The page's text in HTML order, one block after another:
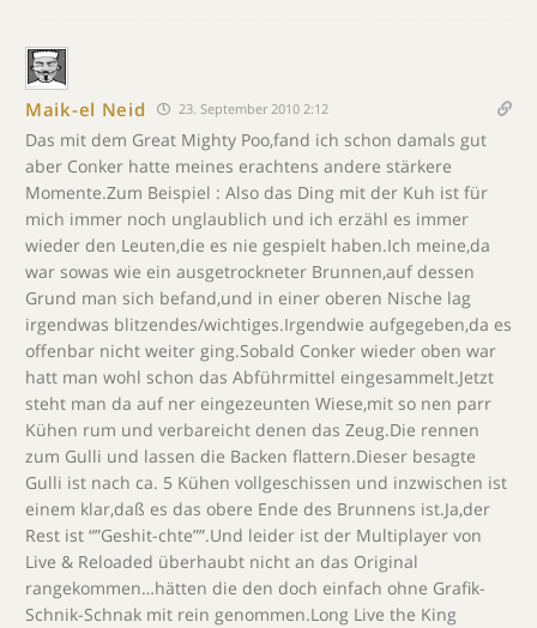
Maik-el Neid 23. September 2010 2:12
Das mit dem Great Mighty Poo,fand ich schon damals gut
aber Conker hatte meines erachtens andere stärkere
Momente.Zum Beispiel : Also das Ding mit der Kuh ist für
mich immer noch unglaublich und ich erzähl es immer
wieder den Leuten,die es nie gespielt haben.Ich meine,da
war sowas wie ein ausgetrockneter Brunnen,auf dessen
Grund man sich befand,und in einer oberen Nische lag
irgendwas blitzendes/wichtiges.Irgendwie aufgegeben,da es
offenbar nicht weiter ging.Sobald Conker wieder oben war
hatt man wohl schon das Abführmittel eingesammelt.Jetzt
steht man da auf ner eingezeunten Wiese,mit so nen parr
Kühen rum und verbareicht denen das Zeug.Die rennen
zum Gulli und lassen die Backen flattern.Dieser besagte
Gulli ist nach ca. 5 Kühen vollgeschissen und inzwischen ist
einem klar,daß es das obere Ende des Brunnens ist.Ja,der
Rest ist “”Geshit-chte””.Und leider ist der Multiplayer von
Live & Reloaded überhaubt nicht an das Original
rangekommen…hätten die den doch einfach ohne Grafik-
Schnik-Schnak mit rein genommen.Long Live the King